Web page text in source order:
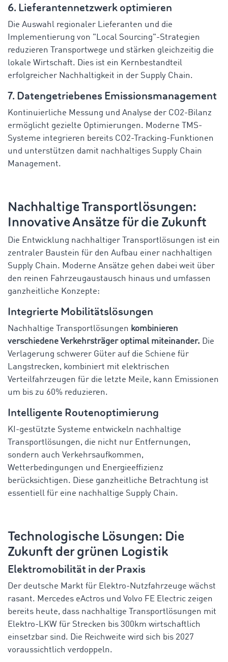
6. Lieferantennetzwerk optimieren
Die Auswahl regionaler Lieferanten und die
Implementierung von "Local Sourcing"-Strategien
reduzieren Transportwege und stärken gleichzeitig die
lokale Wirtschaft. Dies ist ein Kernbestandteil
erfolgreicher Nachhaltigkeit in der Supply Chain.
7. Datengetriebenes Emissionsmanagement
Kontinuierliche Messung und Analyse der CO2-Bilanz
ermöglicht gezielte Optimierungen. Moderne TMS-
Systeme integrieren bereits CO2-Tracking-Funktionen
und unterstützen damit nachhaltiges Supply Chain
Management.
Nachhaltige Transportlösungen:
Innovative Ansätze für die Zukunft
Die Entwicklung nachhaltiger Transportlösungen ist ein
zentraler Baustein für den Aufbau einer nachhaltigen
Supply Chain. Moderne Ansätze gehen dabei weit über
den reinen Fahrzeugaustausch hinaus und umfassen
ganzheitliche Konzepte:
Integrierte Mobilitätslösungen
Nachhaltige Transportlösungen kombinieren
verschiedene Verkehrsträger optimal miteinander. Die
Verlagerung schwerer Güter auf die Schiene für
Langstrecken, kombiniert mit elektrischen
Verteilfahrzeugen für die letzte Meile, kann Emissionen
um bis zu 60% reduzieren.
Intelligente Routenoptimierung
KI-gestützte Systeme entwickeln nachhaltige
Transportlösungen, die nicht nur Entfernungen,
sondern auch Verkehrsaufkommen,
Wetterbedingungen und Energieeffizienz
berücksichtigen. Diese ganzheitliche Betrachtung ist
essentiell für eine nachhaltige Supply Chain.
Technologische Lösungen: Die
Zukunft der grünen Logistik
Elektromobilität in der Praxis
Der deutsche Markt für Elektro-Nutzfahrzeuge wächst
rasant. Mercedes eActros und Volvo FE Electric zeigen
bereits heute, dass nachhaltige Transportlösungen mit
Elektro-LKW für Strecken bis 300km wirtschaftlich
einsetzbar sind. Die Reichweite wird sich bis 2027
voraussichtlich verdoppeln.